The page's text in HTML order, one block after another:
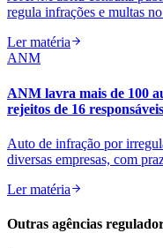
regula infrações e multas
Ler matéria
ANM
ANM lavra mais de 100
rejeitos de 16
Auto de infração por
diversas empresas, com
Ler matéria
Outras agências